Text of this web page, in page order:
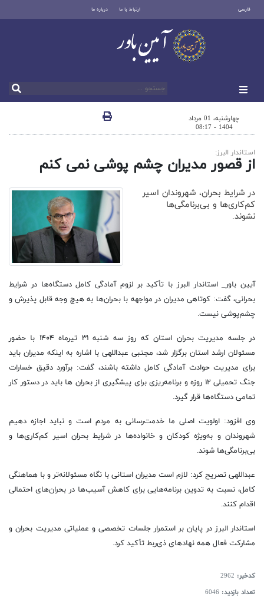
فارسی ارتباط با ما درباره ما
چهارشنبه، 01 مرداد
1404 - 08:17
استاندار البرز:
از قصور مدیران چشم پوشی نمی کنم
در شرایط بحران، شهروندان اسیر
کم‌کاری‌ها و بی‌برنامگی‌ها
نشوند.
آیین باور_ استاندار البرز با تأکید بر لزوم آمادگی کامل دستگاه‌ها در شرایط
بحرانی، گفت: کوتاهی مدیران در مواجهه با بحران‌ها به هیچ وجه قابل پذیرش و
چشم‌پوشی نیست.
در جلسه مدیریت بحران استان که روز سه شنبه ۳۱ تیرماه ۱۴۰۴ با حضور
مسئولان ارشد استان برگزار شد، مجتبی عبداللهی با اشاره به اینکه مدیران باید
برای مدیریت حوادث آمادگی کامل داشته باشند، گفت: برآورد دقیق خسارات
جنگ تحمیلی ۱۲ روزه و برنامه‌ریزی برای پیشگیری از بحران ها باید در دستور کار
تمامی دستگاه‌ها قرار گیرد.
وی افزود: اولویت اصلی ما خدمت‌رسانی به مردم است و نباید اجازه دهیم
شهروندان و به‌ویژه کودکان و خانواده‌ها در شرایط بحران اسیر کم‌کاری‌ها و
بی‌برنامگی‌ها شوند.
عبداللهی تصریح کرد: لازم است مدیران استانی با نگاه مسئولانه‌تر و با هماهنگی
کامل، نسبت به تدوین برنامه‌هایی برای کاهش آسیب‌ها در بحران‌های احتمالی
اقدام کنند.
استاندار البرز در پایان بر استمرار جلسات تخصصی و عملیاتی مدیریت بحران و
مشارکت فعال همه نهادهای ذی‌ربط تأکید کرد.
کدخبر: 2962
تعداد بازدید: 6046